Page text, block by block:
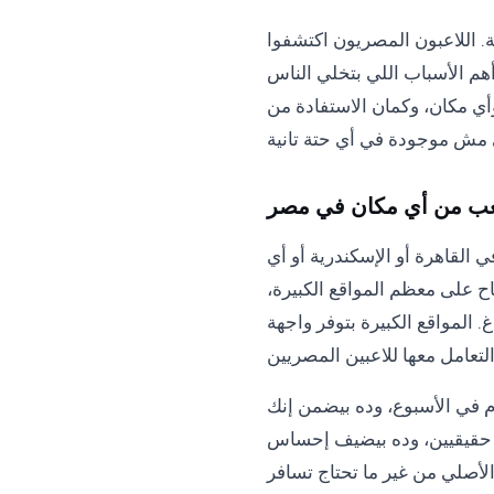
المصريون اكتشفوا
الأسباب اللي بتخلي الناس
مكان، وكمان الاستفادة من
من أي مكان في مصر
أو الإسكندرية أو أي
على معظم المواقع الكبيرة،
الكبيرة بتوفر واجهة
في أغلب المواقع المتميزة بتكون متاحة على مدار 24 ساعة في اليوم، 7 أيام في الأسبوع، وده بيضمن إنك
حقيقيين، وده بيضيف إحساس